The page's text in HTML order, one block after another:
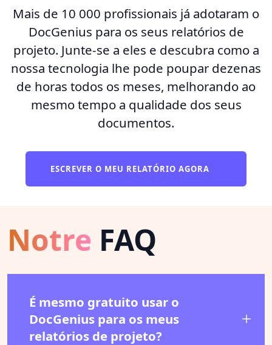
Mais de 10 000 profissionais já adotaram o
DocGenius para os seus relatórios de
projeto. Junte-se a eles e descubra como a
nossa tecnologia lhe pode poupar dezenas
de horas todos os meses, melhorando ao
mesmo tempo a qualidade dos seus
documentos.
ESCREVER O MEU RELATÓRIO AGORA
Notre FAQ
É mesmo gratuito usar o
DocGenius para os meus
relatórios de projeto?